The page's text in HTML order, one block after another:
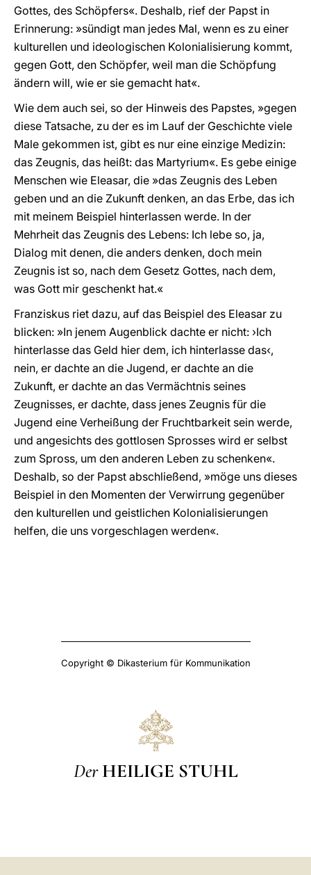
Gottes, des Schöpfers«. Deshalb, rief der Papst in
Erinnerung: »sündigt man jedes Mal, wenn es zu einer
kulturellen und ideologischen Kolonialisierung kommt,
gegen Gott, den Schöpfer, weil man die Schöpfung
ändern will, wie er sie gemacht hat«.
Wie dem auch sei, so der Hinweis des Papstes, »gegen
diese Tatsache, zu der es im Lauf der Geschichte viele
Male gekommen ist, gibt es nur eine einzige Medizin:
das Zeugnis, das heißt: das Martyrium«. Es gebe einige
Menschen wie Eleasar, die »das Zeugnis des Leben
geben und an die Zukunft denken, an das Erbe, das ich
mit meinem Beispiel hinterlassen werde. In der
Mehrheit das Zeugnis des Lebens: Ich lebe so, ja,
Dialog mit denen, die anders denken, doch mein
Zeugnis ist so, nach dem Gesetz Gottes, nach dem,
was Gott mir geschenkt hat.«
Franziskus riet dazu, auf das Beispiel des Eleasar zu
blicken: »In jenem Augenblick dachte er nicht: ›Ich
hinterlasse das Geld hier dem, ich hinterlasse das‹,
nein, er dachte an die Jugend, er dachte an die
Zukunft, er dachte an das Vermächtnis seines
Zeugnisses, er dachte, dass jenes Zeugnis für die
Jugend eine Verheißung der Fruchtbarkeit sein werde,
und angesichts des gottlosen Sprosses wird er selbst
zum Spross, um den anderen Leben zu schenken«.
Deshalb, so der Papst abschließend, »möge uns dieses
Beispiel in den Momenten der Verwirrung gegenüber
den kulturellen und geistlichen Kolonialisierungen
helfen, die uns vorgeschlagen werden«.
Copyright © Dikasterium für Kommunikation
Der HEILIGE STUHL